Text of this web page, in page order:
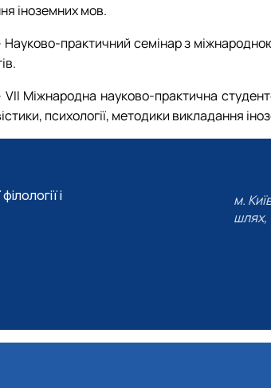
іноземних мов.
Науково-практичний семінар з
VІІ Міжнародна науково-практична
психології, методики викладання
і
м.
шлях,